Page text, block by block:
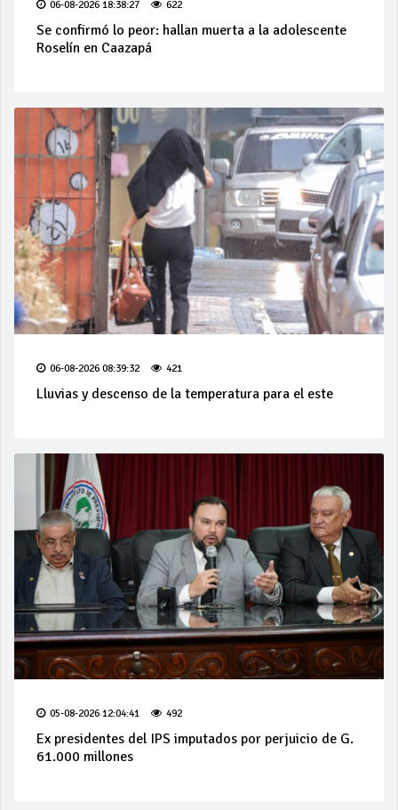
06-08-2026 18:38:27 622
Se confirmó lo peor: hallan muerta a la adolescente
Roselín en Caazapá
06-08-2026 08:39:32 421
Lluvias y descenso de la temperatura para el este
05-08-2026 12:04:41 492
Ex presidentes del IPS imputados por perjuicio de G.
61.000 millones